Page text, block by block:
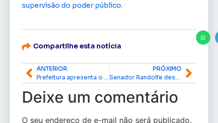
supervisão do poder público.
Compartilhe esta notícia
ANTERIOR
Prefeitura apresenta o novo completo turístico de Macapá
PRÓXIMO
Senador Randolfe destina quase R$30 milhões para a saúde do Amapá
Deixe um comentário
O seu endereço de e-mail não será publicado.